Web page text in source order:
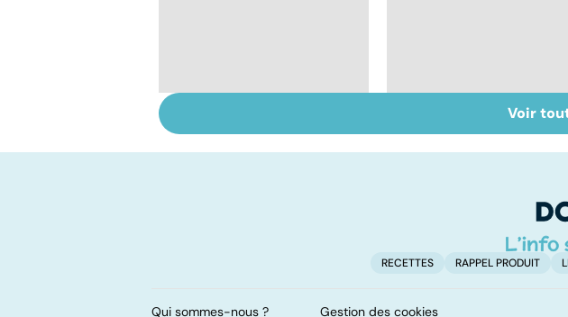
cerveau
Staphylocoque
une bactérie sous
Voir
RECETTES RAPPEL PRODUIT
Qui sommes-nous ? Gestion des cookies